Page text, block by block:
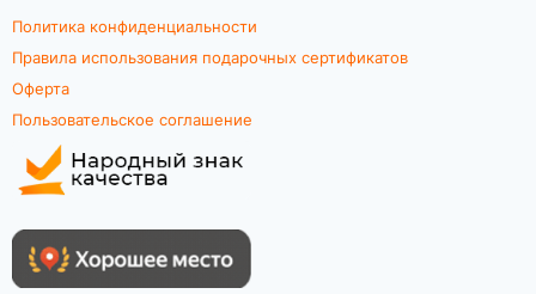
Политика конфиденциальности
Правила использования подарочных сертификатов
Оферта
Пользовательское соглашение